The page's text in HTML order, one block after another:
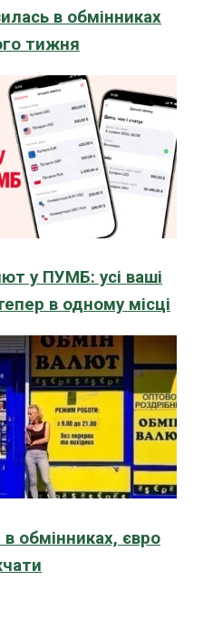
в обмінниках
тижня
у ПУМБ: усі ваші
в одному місці
обмінниках, євро